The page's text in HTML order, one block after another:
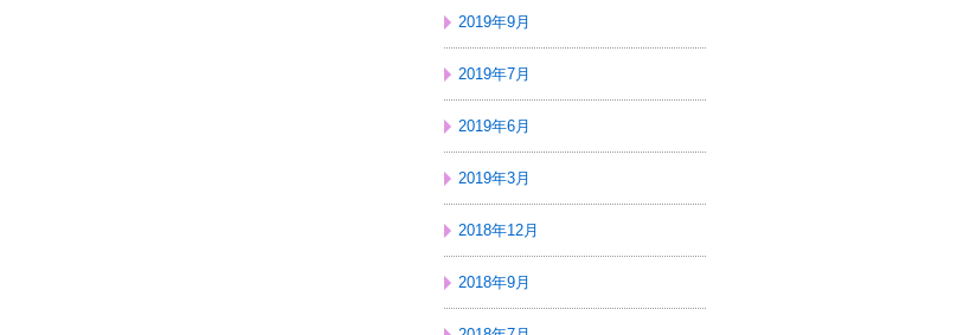
2019年9月
2019年7月
2019年6月
2019年3月
2018年12月
2018年9月